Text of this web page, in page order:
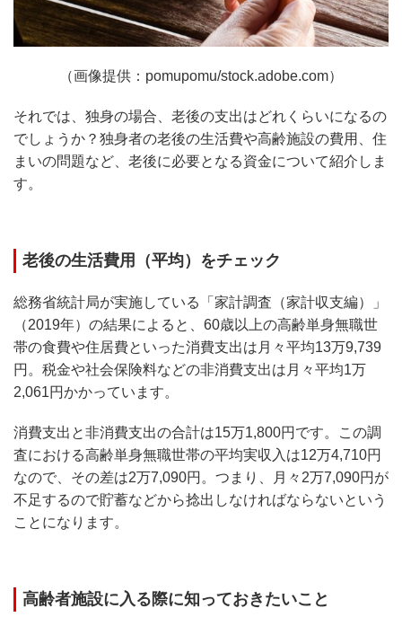
（画像提供：pomupomu/stock.adobe.com）
それでは、独身の場合、老後の支出はどれくらいになるの
でしょうか？独身者の老後の生活費や高齢施設の費用、住
まいの問題など、老後に必要となる資金について紹介しま
す。
老後の生活費用（平均）をチェック
総務省統計局が実施している「家計調査（家計収支編）」
（2019年）の結果によると、60歳以上の高齢単身無職世
帯の食費や住居費といった消費支出は月々平均13万9,739
円。税金や社会保険料などの非消費支出は月々平均1万
2,061円かかっています。
消費支出と非消費支出の合計は15万1,800円です。この調
査における高齢単身無職世帯の平均実収入は12万4,710円
なので、その差は2万7,090円。つまり、月々2万7,090円が
不足するので貯蓄などから捻出しなければならないという
ことになります。
高齢者施設に入る際に知っておきたいこと